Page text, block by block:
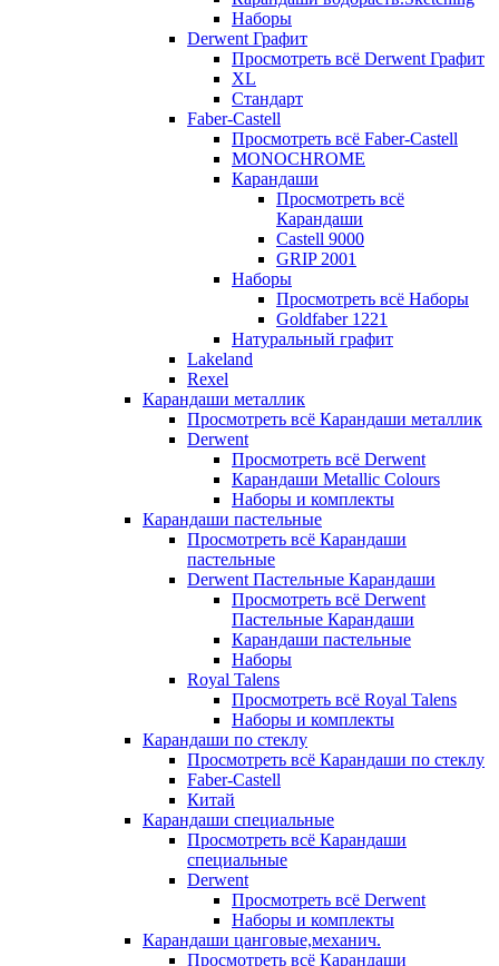
Наборы
Derwent Графит
Просмотреть всё Derwent Графит
XL
Стандарт
Faber-Castell
Просмотреть всё Faber-Castell
MONOCHROME
Карандаши
Просмотреть всё
Карандаши
Castell 9000
GRIP 2001
Наборы
Просмотреть всё Наборы
Goldfaber 1221
Натуральный графит
Lakeland
Rexel
Карандаши металлик
Просмотреть всё Карандаши металлик
Derwent
Просмотреть всё Derwent
Карандаши Metallic Colours
Наборы и комплекты
Карандаши пастельные
Просмотреть всё Карандаши
пастельные
Derwent Пастельные Карандаши
Просмотреть всё Derwent
Пастельные Карандаши
Карандаши пастельные
Наборы
Royal Talens
Просмотреть всё Royal Talens
Наборы и комплекты
Карандаши по стеклу
Просмотреть всё Карандаши по стеклу
Faber-Castell
Китай
Карандаши специальные
Просмотреть всё Карандаши
специальные
Derwent
Просмотреть всё Derwent
Наборы и комплекты
Карандаши цанговые,механич.
Просмотреть всё Карандаши